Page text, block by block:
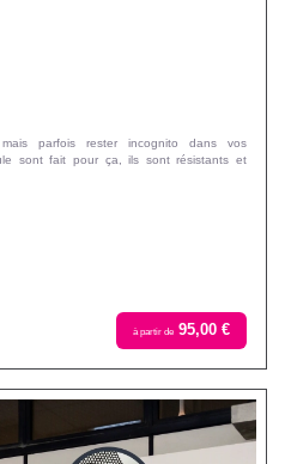
parfois rester incognito dans vos
sont fait pour ça, ils sont résistants et
à partir de 95,00 €